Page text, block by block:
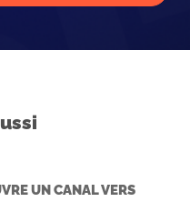
UN CANAL VERS